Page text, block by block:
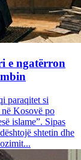
e ngatërron
paraqitet si
Kosovë po
islame”. Sipas
shtetin dhe